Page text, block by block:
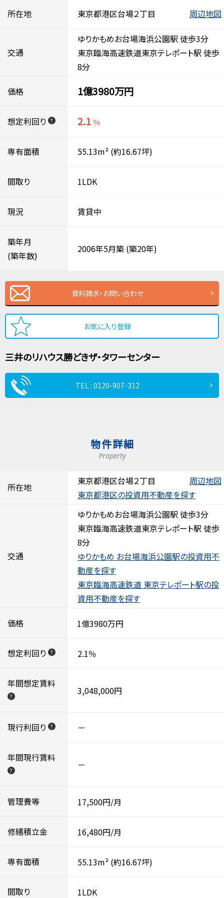
所在地 東京都港区台場２丁目 周辺地図
交通
ゆりかもめお台場海浜公園駅 徒歩3分
東京臨海高速鉄道東京テレポート駅 徒歩
8分
価格 1億3980万円
想定利回り ? 2.1 ％
専有面積 55.13m² (約16.67坪)
間取り 1LDK
現況 賃貸中
築年月
(築年数)
2006年5月築 (築20年)
資料請求・お問い合わせ
お気に入り登録
三井のリハウス勝どきザ・タワーセンター
TEL : 0120-907-312
物件詳細
Property
所在地
東京都港区台場２丁目
周辺地図
東京都港区の投資用不動産を探す
交通
ゆりかもめお台場海浜公園駅 徒歩3分
東京臨海高速鉄道東京テレポート駅 徒歩
8分
ゆりかもめ お台場海浜公園駅の投資用不
動産を探す
東京臨海高速鉄道 東京テレポート駅の投
資用不動産を探す
価格 1億3980万円
想定利回り ? 2.1％
年間想定賃料
? 3,048,000円
現行利回り ? －
年間現行賃料
? －
管理費等 17,500円/月
修繕積立金 16,480円/月
専有面積 55.13m² (約16.67坪)
間取り 1LDK